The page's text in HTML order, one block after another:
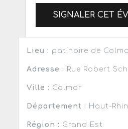
SIGNALER CET
Lieu : patinoire de
Adresse : Rue Robert
Ville : Colmar
Département : Haut-Rhin
Région : Grand Est